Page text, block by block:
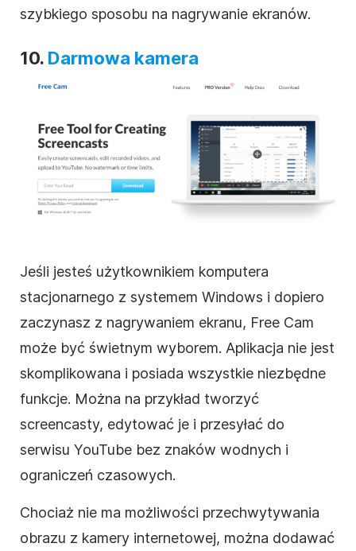
szybkiego sposobu na nagrywanie ekranów.
10. Darmowa kamera
Jeśli jesteś użytkownikiem komputera
stacjonarnego z systemem Windows i dopiero
zaczynasz z nagrywaniem ekranu, Free Cam
może być świetnym wyborem. Aplikacja nie jest
skomplikowana i posiada wszystkie niezbędne
funkcje. Można na przykład tworzyć
screencasty, edytować je i przesyłać do
serwisu YouTube bez znaków wodnych i
ograniczeń czasowych.
Chociaż nie ma możliwości przechwytywania
obrazu z kamery internetowej, można dodawać